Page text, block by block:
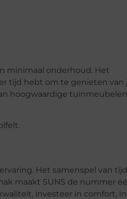
minimaal onderhoud. Het
tijd hebt om te genieten van
hoogwaardige
Het samenspel van
maakt SUNS de nummer
investeer in comfort,